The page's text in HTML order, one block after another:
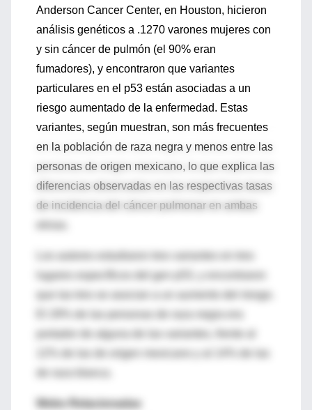
Anderson Cancer Center, en Houston, hicieron
análisis genéticos a .1270 varones mujeres con
y sin cáncer de pulmón (el 90% eran
fumadores), y encontraron que variantes
particulares en el p53 están asociadas a un
riesgo aumentado de la enfermedad. Estas
variantes, según muestran, son más frecuentes
en la población de raza negra y menos entre las
personas de origen mexicano, lo que explica las
diferencias observadas en las respectivas tasas
de incidencia del cáncer pulmonar en ambas
lugares específicos del gen p53, y encontraron
que las tres se asocian a un aumento del riesgo.
El 29% de las personas de raza negra era
portador de alguna de las variantes, frente al
12% de las de origen mexicano y al 14% de las
Webs Relacionadas